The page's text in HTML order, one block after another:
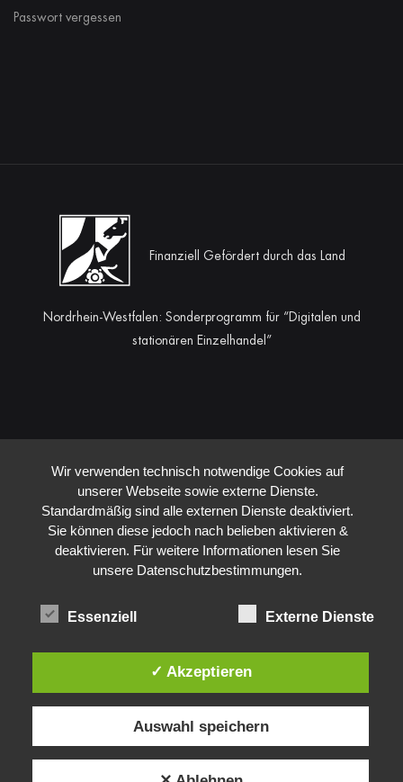
Passwort vergessen
Finanziell Gefördert durch das Land
Nordrhein-Westfalen: Sonderprogramm für “Digitalen und
stationären Einzelhandel”
Wir verwenden technisch notwendige Cookies auf
unserer Webseite sowie externe Dienste.
Standardmäßig sind alle externen Dienste deaktiviert.
Sie können diese jedoch nach belieben aktivieren &
deaktivieren. Für weitere Informationen lesen Sie
unsere Datenschutzbestimmungen.
Essenziell Externe Dienste
✓ Akzeptieren
Auswahl speichern